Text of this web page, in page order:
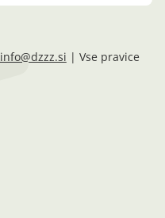
info@dzzz.si | Vse pravice